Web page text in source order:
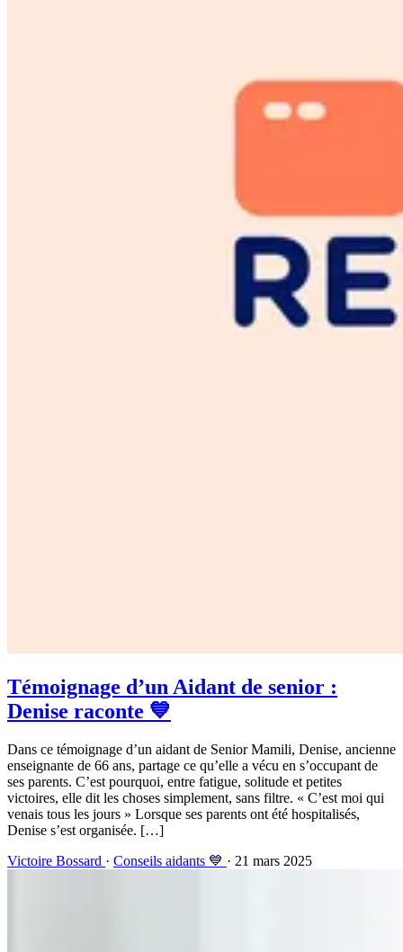
Témoignage d’un Aidant de senior :
Denise raconte 💙
Dans ce témoignage d’un aidant de Senior Mamili, Denise, ancienne
enseignante de 66 ans, partage ce qu’elle a vécu en s’occupant de
ses parents. C’est pourquoi, entre fatigue, solitude et petites
victoires, elle dit les choses simplement, sans filtre. « C’est moi qui
venais tous les jours » Lorsque ses parents ont été hospitalisés,
Denise s’est organisée. […]
Victoire Bossard · Conseils aidants 💙 · 21 mars 2025